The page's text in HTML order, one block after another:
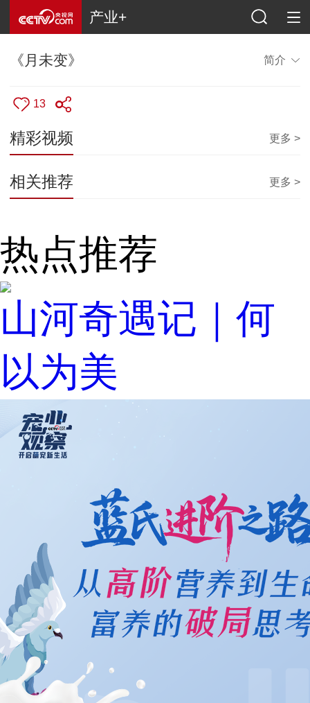
产业+
《月未变》 简介
13
精彩视频 更多 >
相关推荐 更多 >
热点推荐
山河奇遇记｜何
以为美